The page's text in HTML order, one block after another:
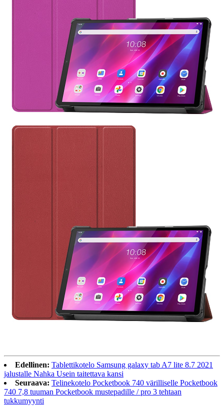
Edellinen: Tablettikotelo Samsung galaxy tab A7 lite 8.7 2021
jalustalle Nahka Usein taitettava kansi
Seuraava: Telinekotelo Pocketbook 740 värilliselle Pocketbook
740 7,8 tuuman Pocketbook mustepadille / pro 3 tehtaan
tukkumyynti